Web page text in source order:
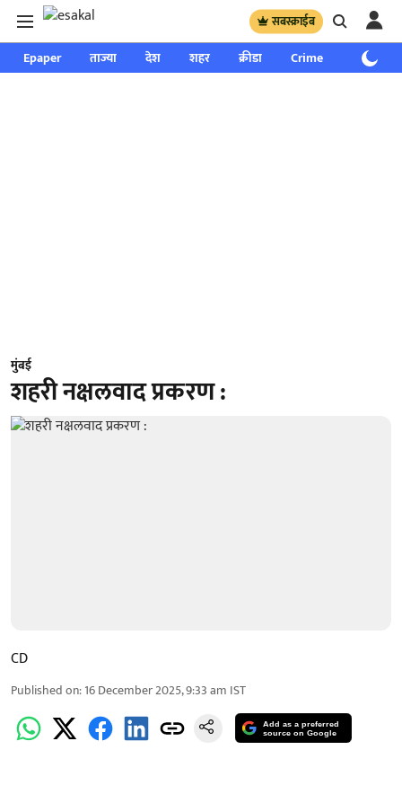
सबस्क्राईब
Epaper ताज्या देश शहर क्रीडा Crime साप्ताहिक
मुंबई
शहरी नक्षलवाद प्रकरण :
CD
Published on:16 December 2025, 9:33 am IST
Add as a preferred
source on Google